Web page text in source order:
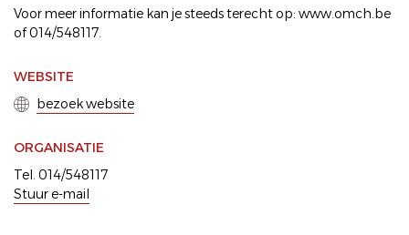
Voor meer informatie kan je steeds terecht op: www.omch.be
of 014/548117.
WEBSITE
bezoek website
ORGANISATIE
Tel. 014/548117
Stuur e-mail